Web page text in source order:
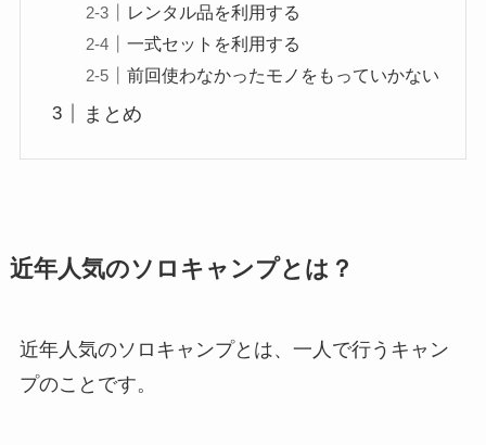
レンタル品を利用する
一式セットを利用する
前回使わなかったモノをもっていかない
まとめ
近年人気のソロキャンプとは？
近年人気のソロキャンプとは、一人で行うキャン
プのことです。